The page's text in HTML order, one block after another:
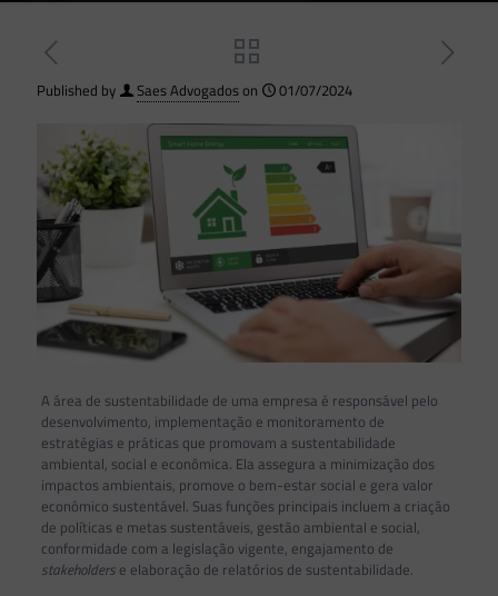
Published by Saes Advogadoson 01/07/2024
A área de sustentabilidade de uma empresa é responsável pelo
desenvolvimento, implementação e monitoramento de
estratégias e práticas que promovam a sustentabilidade
ambiental, social e econômica. Ela assegura a minimização dos
impactos ambientais, promove o bem-estar social e gera valor
econômico sustentável. Suas funções principais incluem a criação
de políticas e metas sustentáveis, gestão ambiental e social,
conformidade com a legislação vigente, engajamento de
stakeholderse elaboração de relatórios de sustentabilidade.